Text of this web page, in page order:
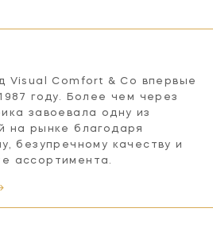
Visual Comfort & Co впервые
году. Более чем через
завоевала одну из
на рынке благодаря
безупречному качеству и
ассортимента.